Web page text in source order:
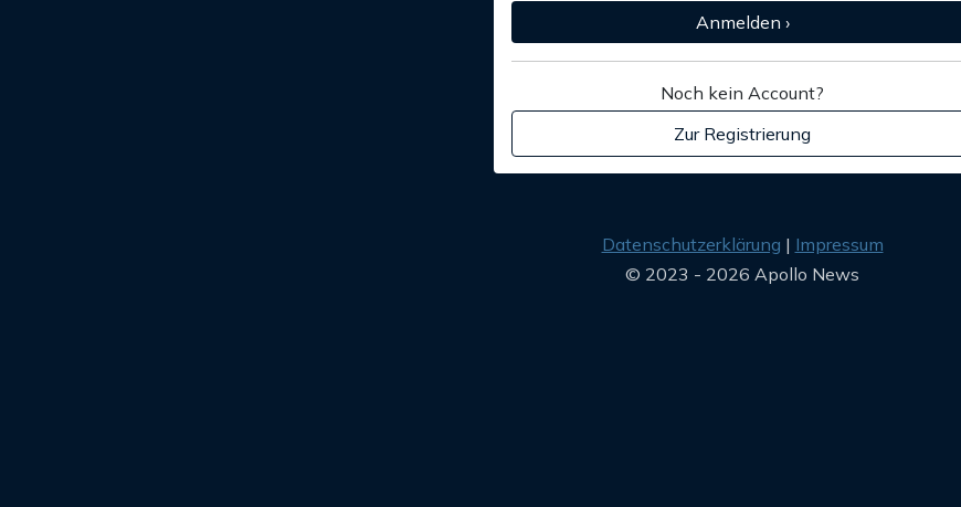
Anmelden ›
Noch kein Account?
Zur Registrierung
Datenschutzerklärung
Impressum
© 2023 - 2026 Apollo News